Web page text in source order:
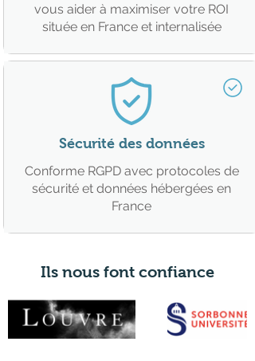
vous aider à maximiser votre ROI
située en France et internalisée
Sécurité des données
Conforme RGPD avec protocoles de
sécurité et données hébergées en
France
Ils nous font confiance